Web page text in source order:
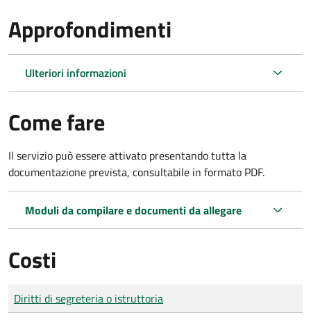
Approfondimenti
Ulteriori informazioni
Come fare
Il servizio può essere attivato presentando tutta la
documentazione prevista, consultabile in formato PDF.
Moduli da compilare e documenti da allegare
Costi
Tipo di pagamento
Importo
Diritti di segreteria o istruttoria